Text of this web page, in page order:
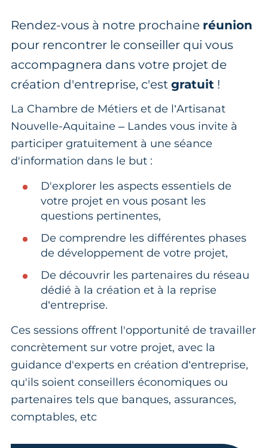
Rendez-vous à notre prochaine réunion
pour rencontrer le conseiller qui vous
accompagnera dans votre projet de
création d'entreprise, c'est gratuit !
La Chambre de Métiers et de l’Artisanat
Nouvelle-Aquitaine – Landes vous invite à
participer gratuitement à une séance
d'information dans le but :
D'explorer les aspects essentiels de
votre projet en vous posant les
questions pertinentes,
De comprendre les différentes phases
de développement de votre projet,
De découvrir les partenaires du réseau
dédié à la création et à la reprise
d’entreprise.
Ces sessions offrent l'opportunité de travailler
concrètement sur votre projet, avec la
guidance d'experts en création d’entreprise,
qu'ils soient conseillers économiques ou
partenaires tels que banques, assurances,
comptables, etc